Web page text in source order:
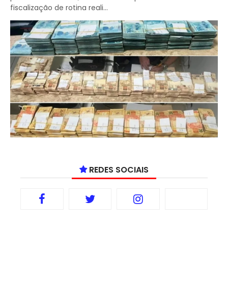
fiscalização de rotina reali...
REDES SOCIAIS